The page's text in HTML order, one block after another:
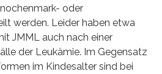
oder
werden. Leider haben etwa
JMML auch nach einer
der Leukämie. Im Gegensatz
im Kindesalter sind bei